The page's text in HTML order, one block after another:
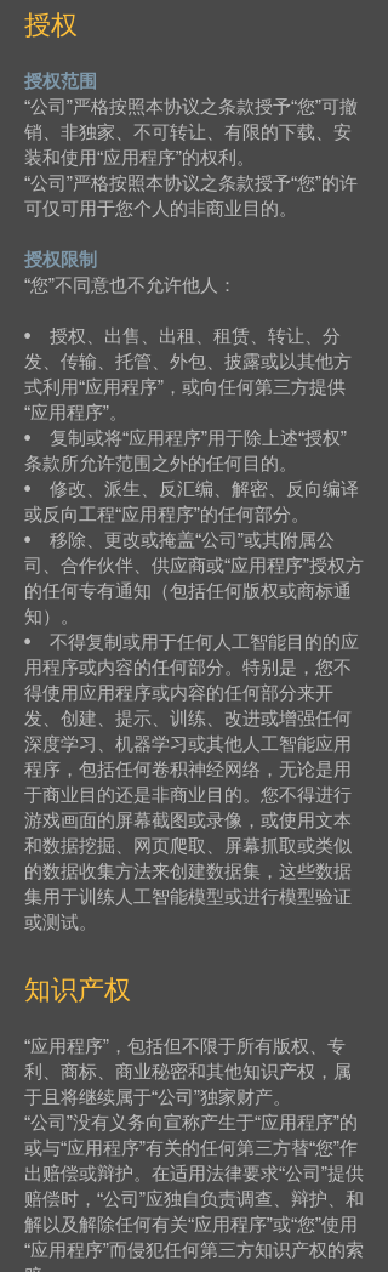
授权
授权范围
“公司”严格按照本协议之条款授予“您”可撤
销、非独家、不可转让、有限的下载、安
装和使用“应用程序”的权利。
“公司”严格按照本协议之条款授予“您”的许
可仅可用于您个人的非商业目的。
授权限制
“您”不同意也不允许他人：
• 授权、出售、出租、租赁、转让、分
发、传输、托管、外包、披露或以其他方
式利用“应用程序”，或向任何第三方提供
“应用程序”。
• 复制或将“应用程序”用于除上述“授权”
条款所允许范围之外的任何目的。
• 修改、派生、反汇编、解密、反向编译
或反向工程“应用程序”的任何部分。
• 移除、更改或掩盖“公司”或其附属公
司、合作伙伴、供应商或“应用程序”授权方
的任何专有通知（包括任何版权或商标通
知）。
• 不得复制或用于任何人工智能目的的应
用程序或内容的任何部分。特别是，您不
得使用应用程序或内容的任何部分来开
发、创建、提示、训练、改进或增强任何
深度学习、机器学习或其他人工智能应用
程序，包括任何卷积神经网络，无论是用
于商业目的还是非商业目的。您不得进行
游戏画面的屏幕截图或录像，或使用文本
和数据挖掘、网页爬取、屏幕抓取或类似
的数据收集方法来创建数据集，这些数据
集用于训练人工智能模型或进行模型验证
或测试。
知识产权
“应用程序”，包括但不限于所有版权、专
利、商标、商业秘密和其他知识产权，属
于且将继续属于“公司”独家财产。
“公司”没有义务向宣称产生于“应用程序”的
或与“应用程序”有关的任何第三方替“您”作
出赔偿或辩护。在适用法律要求“公司”提供
赔偿时，“公司”应独自负责调查、辩护、和
解以及解除任何有关“应用程序”或“您”使用
“应用程序”而侵犯任何第三方知识产权的索